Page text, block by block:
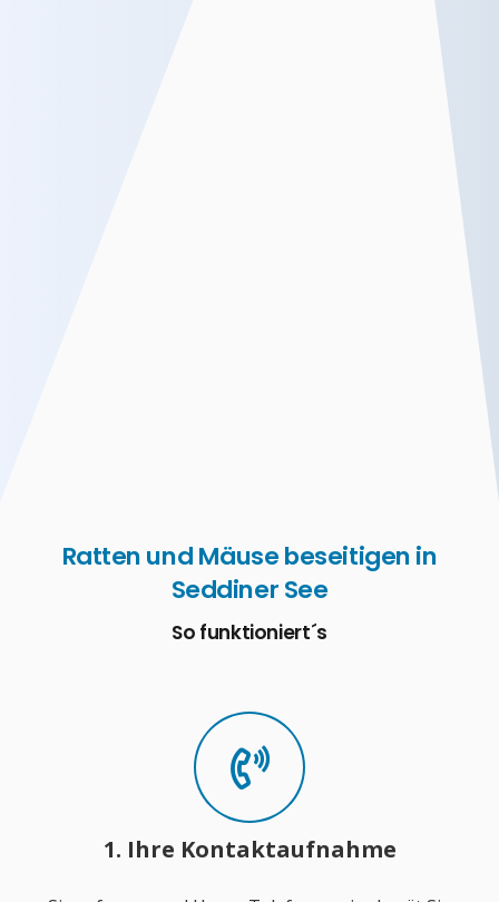
Ratten und Mäuse beseitigen in
Seddiner See
So funktioniert´s
1. Ihre Kontaktaufnahme